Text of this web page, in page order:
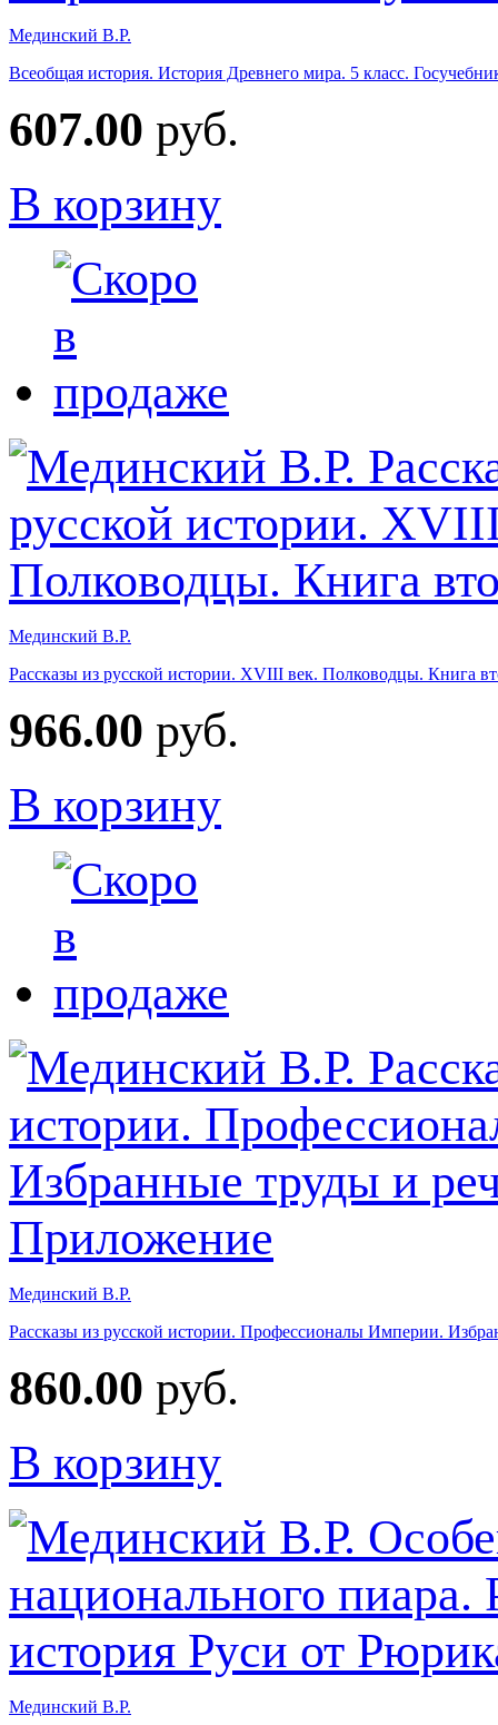
Мединский В.Р.
Всеобщая история. История Древнего мира. 5 класс.
607.00 руб.
В корзину
Мединский В.Р.
Рассказы из русской истории. XVIII век. Полководцы. Книга
966.00 руб.
В корзину
Мединский В.Р.
Рассказы из русской истории. Профессионалы Империи.
860.00 руб.
В корзину
Мединский В.Р.